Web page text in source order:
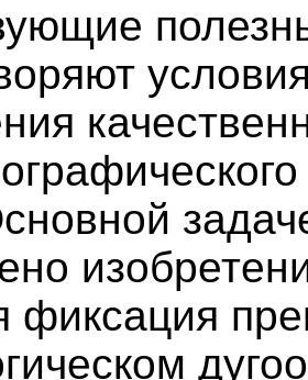
фиксация